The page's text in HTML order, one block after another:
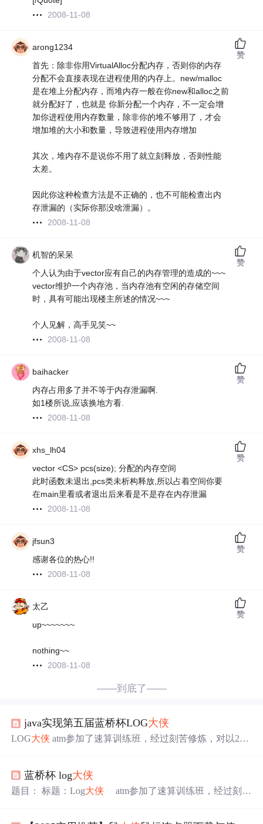
2008-11-08
arong1234
首先：除非你用VirtualAlloc分配内存，否则你的内存
分配不会直接表现在进程使用的内存上。new/malloc
是在堆上分配内存，而堆内存一般在你new和alloc之前
就分配好了，也就是 你新分配一个内存，不一定会增
加你进程使用内存数量，除非你的堆不够用了，才会
增加堆的大小和数量，导致进程使用内存增加
其次，堆内存不是说你不用了就立刻释放，否则性能
太差。
因此你这种检查方法是不正确的，也不可能检查出内
存泄漏的（实际你那没啥泄漏）。
2008-11-08
赞
机智的呆呆
个人认为由于vector应有自己的内存管理的造成的~~~
vector维护一个内存池，当内存池有空闲的存储空间
时，具有可能出现楼主所述的情况~~~
个人见解，高手见笑~~
2008-11-08
赞
baihacker
内存占用多了并不等于内存泄漏啊.
如1楼所说,应该换地方看.
2008-11-08
赞
xhs_lh04
vector <CS> pcs(size); 分配的内存空间
此时函数未退出,pcs类未析构释放,所以占着空间你要
在main里看或者退出后来看是不是存在内存泄漏
2008-11-08
赞
jfsun3
感谢各位的热心!!
2008-11-08
赞
太乙
up~~~~~~~
nothing~~
2008-11-08
赞
——到底了——
java实现第五届蓝桥杯LOG大侠
LOG大侠 atm参加了速算训练班，经过刻苦修炼，对以2为
换的规则是： 对其某个子序列的每个整数变为: [log_2 (x) +
1] 其中 [] 表示向下取整，就是对每个数字求以2为底的对
蓝桥杯 log大侠
题目： 标题：Log大侠 atm参加了速算训练班，经过刻苦